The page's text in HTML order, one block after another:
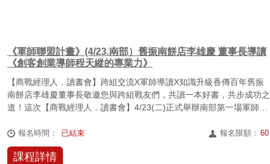
《軍師聯盟計畫》(4/23.南部）舊振南餅店李雄慶 董事長導讀
《創客創業導師程天縱的專業力》
【商戰經理人．讀書會】跨組交流X軍師導讀X知識升級香傳百年舊振
南餅店李雄慶董事長敬邀您與跨組戰友們，共讀一本好書，共步成功之
道！這次【商戰經理人．讀書會】4/23(二)正式舉辦南部第一場軍師聯
報名時間： 已結束 報名限額： 60
課程詳情